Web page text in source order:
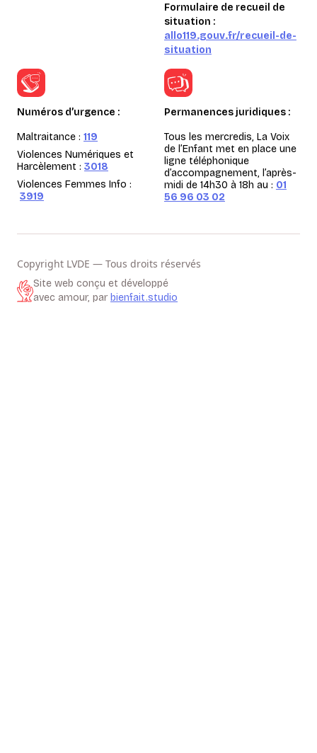
Formulaire de recueil de
situation :
allo119.gouv.fr/recueil-de-
situation
Numéros d’urgence :
Maltraitance : 119
Violences Numériques et
Harcèlement : 3018
Violences Femmes Info :
3919
Permanences juridiques :
Tous les mercredis, La Voix
de l’Enfant met en place une
ligne téléphonique
d’accompagnement, l’après-
midi de 14h30 à 18h au : 01
56 96 03 02
Copyright LVDE — Tous droits réservés
Site web conçu et développé
avec amour, par bienfait.studio